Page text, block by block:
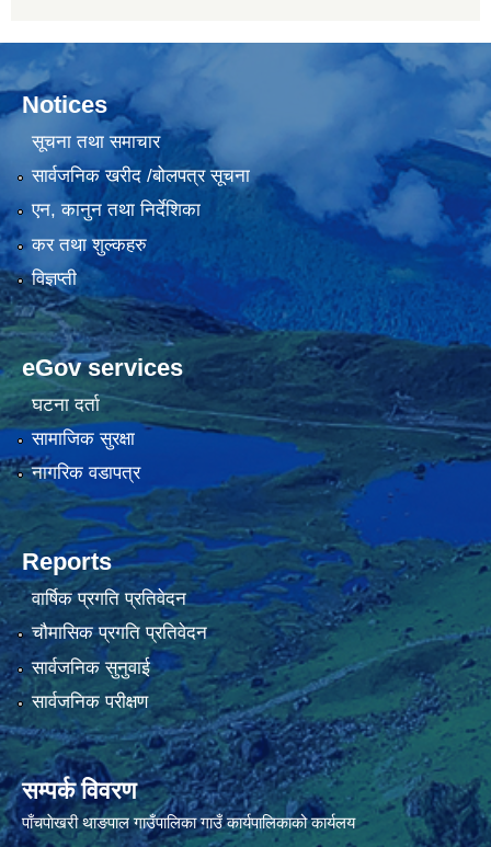
Notices
सूचना तथा समाचार
सार्वजनिक खरीद /बोलपत्र सूचना
एन, कानुन तथा निर्देशिका
कर तथा शुल्कहरु
विज्ञप्ती
eGov services
घटना दर्ता
सामाजिक सुरक्षा
नागरिक वडापत्र
Reports
वार्षिक प्रगति प्रतिवेदन
चौमासिक प्रगति प्रतिवेदन
सार्वजनिक सुनुवाई
सार्वजनिक परीक्षण
सम्पर्क विवरण
पाँचपाेखरी थाङपाल गाउँपालिका गाउँ कार्यपालिकाको कार्यलय